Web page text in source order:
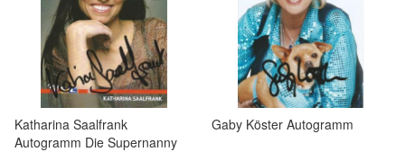
Katharina Saalfrank
Autogramm Die Supernanny
Gaby Köster Autogramm